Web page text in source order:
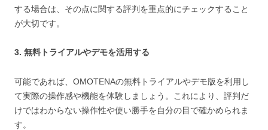
する場合は、その点に関する評判を重点的にチェックすること
が大切です。
3. 無料トライアルやデモを活用する
可能であれば、OMOTENAの無料トライアルやデモ版を利用し
て実際の操作感や機能を体験しましょう。これにより、評判だ
けではわからない操作性や使い勝手を自分の目で確かめられま
す。